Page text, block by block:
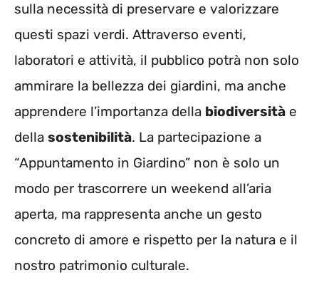
sulla necessità di preservare e valorizzare
questi spazi verdi. Attraverso eventi,
laboratori e attività, il pubblico potrà non solo
ammirare la bellezza dei giardini, ma anche
apprendere l’importanza della biodiversità e
della sostenibilità. La partecipazione a
“Appuntamento in Giardino” non è solo un
modo per trascorrere un weekend all’aria
aperta, ma rappresenta anche un gesto
concreto di amore e rispetto per la natura e il
nostro patrimonio culturale.